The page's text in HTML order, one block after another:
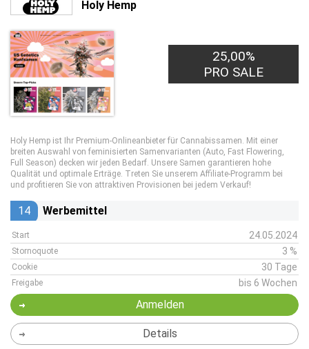
Holy Hemp
25,00%
PRO SALE
Holy Hemp ist Ihr Premium-Onlineanbieter für Cannabissamen. Mit einer
breiten Auswahl von feminisierten Samenvarianten (Auto, Fast Flowering,
Full Season) decken wir jeden Bedarf. Unsere Samen garantieren hohe
Qualität und optimale Erträge. Treten Sie unserem Affiliate-Programm bei
und profitieren Sie von attraktiven Provisionen bei jedem Verkauf!
14 Werbemittel
Start 24.05.2024
Stornoquote 3 %
Cookie 30 Tage
Freigabe bis 6 Wochen
Anmelden
Details